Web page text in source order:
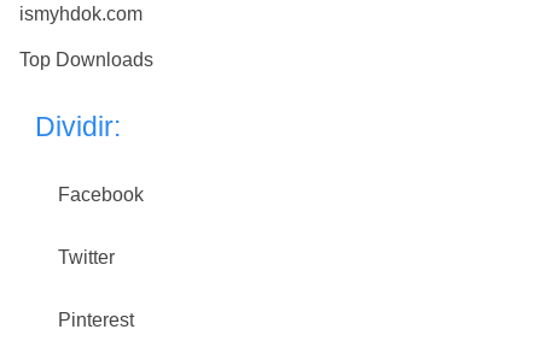
ismyhdok.com
Top Downloads
Dividir:
Facebook
Twitter
Pinterest